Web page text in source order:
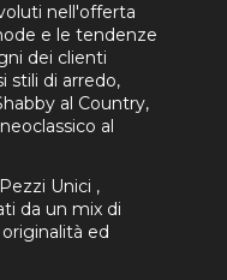
nell'offerta
e le tendenze
dei clienti
stili di arredo,
al Country,
al
Unici ,
da un mix di
ed